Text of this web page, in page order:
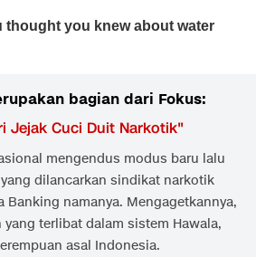
bagian dari Fokus:
Jejak Cuci Duit Narkotik"
mengendus modus baru lalu
dilancarkan sindikat narkotik
Banking namanya. Mengagetkannya,
yang terlibat dalam sistem Hawala,
asal Indonesia.